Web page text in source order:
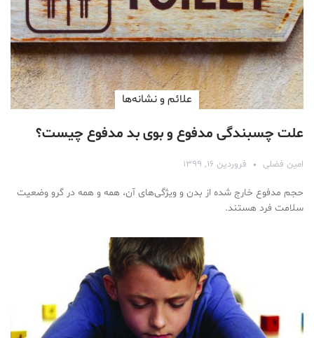
علائم و نشانه‌ها
علت چسبندگی مدفوع و بوی بد مدفوع چیست؟
امین فضلی فروردین ۱۶, ۱۳۹۹
حجم مدفوع خارج شده از بدن و ویژگی‌های آن، همه و همه در گرو وضعیت
سلامت فرد هستند.